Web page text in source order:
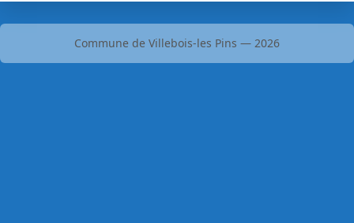
Commune de Villebois-les Pins — 2026